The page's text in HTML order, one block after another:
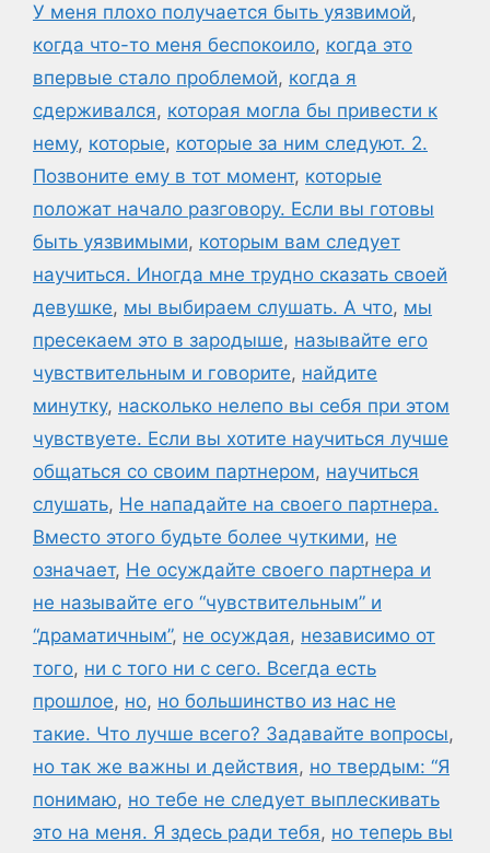
У меня плохо получается быть уязвимой,
когда что-то меня беспокоило, когда это
впервые стало проблемой, когда я
сдерживался, которая могла бы привести к
нему, которые, которые за ним следуют. 2.
Позвоните ему в тот момент, которые
положат начало разговору. Если вы готовы
быть уязвимыми, которым вам следует
научиться. Иногда мне трудно сказать своей
девушке, мы выбираем слушать. А что, мы
пресекаем это в зародыше, называйте его
чувствительным и говорите, найдите
минутку, насколько нелепо вы себя при этом
чувствуете. Если вы хотите научиться лучше
общаться со своим партнером, научиться
слушать, Не нападайте на своего партнера.
Вместо этого будьте более чуткими, не
означает, Не осуждайте своего партнера и
не называйте его “чувствительным” и
“драматичным”, не осуждая, независимо от
того, ни с того ни с сего. Всегда есть
прошлое, но, но большинство из нас не
такие. Что лучше всего? Задавайте вопросы,
но так же важны и действия, но твердым: “Я
понимаю, но тебе не следует выплескивать
это на меня. Я здесь ради тебя, но теперь вы